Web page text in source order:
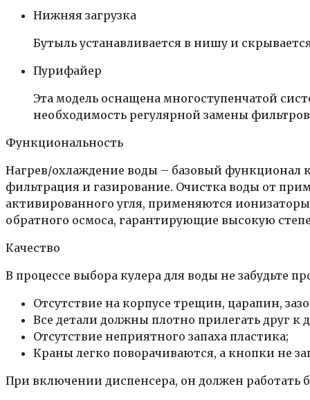
Нижняя загрузка
Бутыль устанавливается в нишу и
Пурифайер
Эта модель оснащена многоступенчатой
необходимость регулярной замены
Функциональность
Нагрев/охлаждение воды – базовый функционал
фильтрация и газирование. Очистка воды от
активированного угля, применяются
обратного осмоса, гарантирующие высокую
Качество
В процессе выбора кулера для воды не забудьте
Отсутствие на корпусе трещин, царапин,
Все детали должны плотно прилегать друг к
Отсутствие неприятного запаха пластика;
Краны легко поворачиваются, а кнопки не
При включении диспенсера, он должен работать